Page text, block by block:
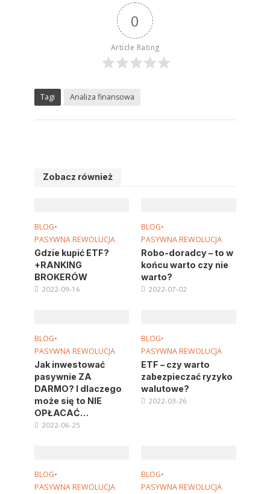
0
Article Rating
Tagi Analiza finansowa
Zobacz również
BLOG•
PASYWNA REWOLUCJA
Gdzie kupić ETF?
+RANKING
BROKERÓW
2022-09-16
BLOG•
PASYWNA REWOLUCJA
Robo-doradcy – to w
końcu warto czy nie
warto?
2022-07-02
BLOG•
PASYWNA REWOLUCJA
Jak inwestować
pasywnie ZA
DARMO? I dlaczego
może się to NIE
OPŁACAĆ…
2022-06-25
BLOG•
PASYWNA REWOLUCJA
ETF – czy warto
zabezpieczać ryzyko
walutowe?
2022-03-26
BLOG•
PASYWNA REWOLUCJA
BLOG•
PASYWNA REWOLUCJA